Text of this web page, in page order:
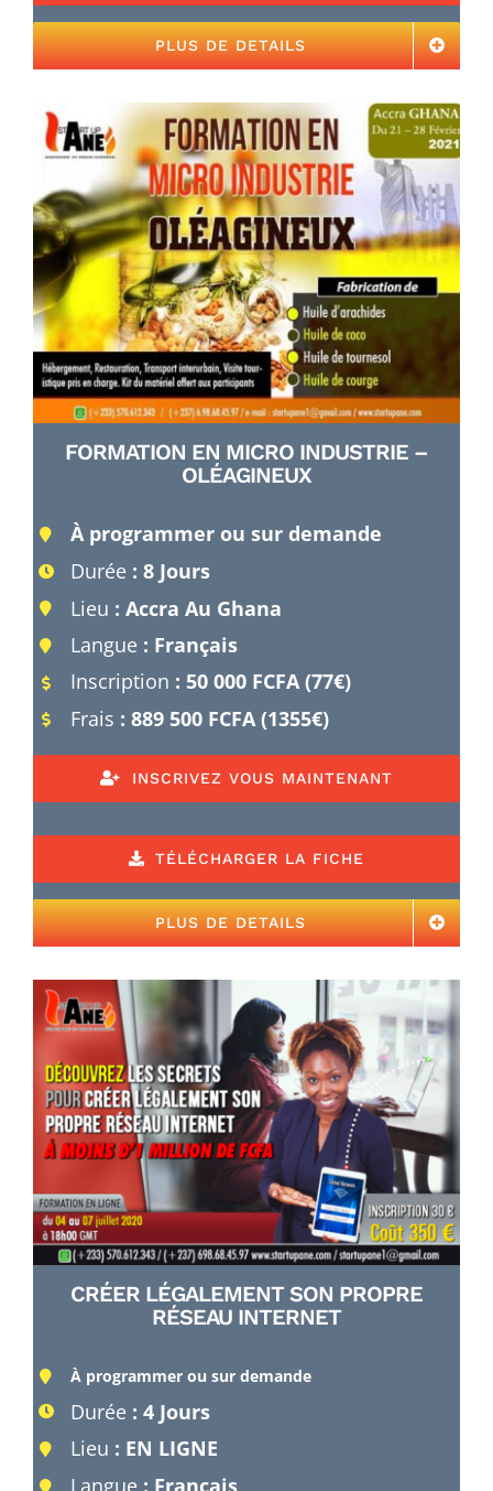
PLUS DE DETAILS
FORMATION EN MICRO INDUSTRIE –
OLÉAGINEUX
À programmer ou sur demande
Durée : 8 Jours
Lieu : Accra Au Ghana
Langue: Français
Inscription : 50 000 FCFA (77€)
Frais : 889 500 FCFA (1355€)
INSCRIVEZ VOUS MAINTENANT
TÉLÉCHARGER LA FICHE
PLUS DE DETAILS
CRÉER LÉGALEMENT SON PROPRE
RÉSEAU INTERNET
À programmer ou sur demande
Durée : 4 Jours
Lieu : EN LIGNE
Langue: Français